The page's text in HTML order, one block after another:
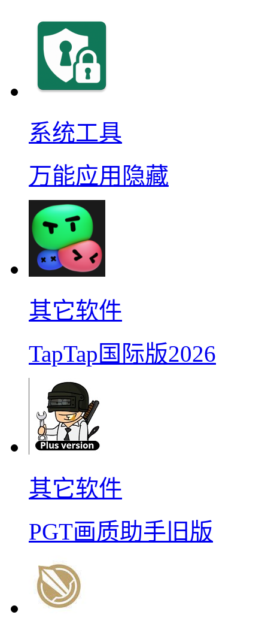
系统工具
万能应用隐藏
其它软件
TapTap国际版2026
其它软件
PGT画质助手旧版